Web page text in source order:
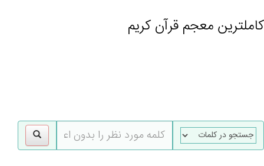
کاملترین معجم قرآن کریم